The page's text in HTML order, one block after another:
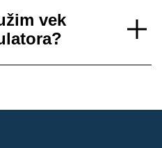
vek